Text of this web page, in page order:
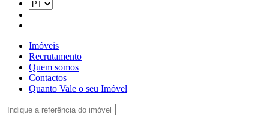
Imóveis
Recrutamento
Quem somos
Contactos
Quanto Vale o seu Imóvel